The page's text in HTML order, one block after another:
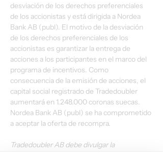
desviación de los derechos preferenciales
de los accionistas y está dirigida a Nordea
Bank AB (publ). El motivo de la desviación
de los derechos preferenciales de los
accionistas es garantizar la entrega de
acciones a los participantes en el marco del
programa de incentivos. Como
consecuencia de la emisión de acciones, el
capital social registrado de Tradedoubler
aumentará en 1.248.000 coronas suecas.
Nordea Bank AB (publ) se ha comprometido
a aceptar la oferta de recompra.
Tradedoubler AB debe divulgar la